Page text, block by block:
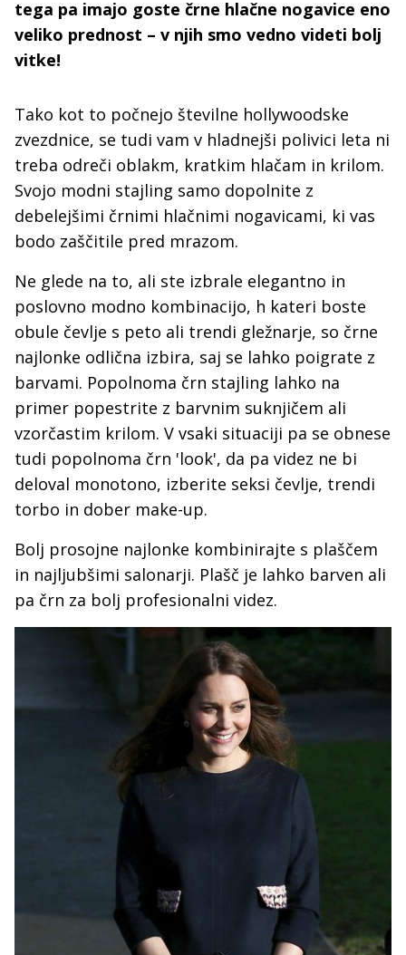
tega pa imajo goste črne hlačne nogavice eno
veliko prednost – v njih smo vedno videti bolj
vitke!
Tako kot to počnejo številne hollywoodske
zvezdnice, se tudi vam v hladnejši polivici leta ni
treba odreči oblakm, kratkim hlačam in krilom.
Svojo modni stajling samo dopolnite z
debelejšimi črnimi hlačnimi nogavicami, ki vas
bodo zaščitile pred mrazom.
Ne glede na to, ali ste izbrale elegantno in
poslovno modno kombinacijo, h kateri boste
obule čevlje s peto ali trendi gležnarje, so črne
najlonke odlična izbira, saj se lahko poigrate z
barvami. Popolnoma črn stajling lahko na
primer popestrite z barvnim suknjičem ali
vzorčastim krilom. V vsaki situaciji pa se obnese
tudi popolnoma črn 'look', da pa videz ne bi
deloval monotono, izberite seksi čevlje, trendi
torbo in dober make-up.
Bolj prosojne najlonke kombinirajte s plaščem
in najljubšimi salonarji. Plašč je lahko barven ali
pa črn za bolj profesionalni videz.